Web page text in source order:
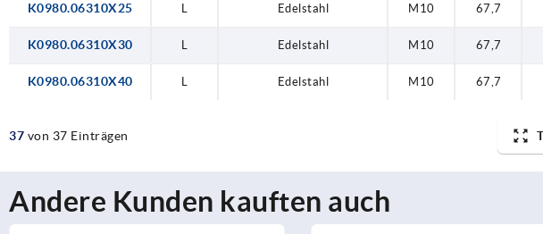
K0980.06310X25 L Edelstahl M10 67,7
K0980.06310X30 L Edelstahl M10 67,7
K0980.06310X40 L Edelstahl M10 67,7
37 von 37 Einträgen
Andere Kunden kauften auch